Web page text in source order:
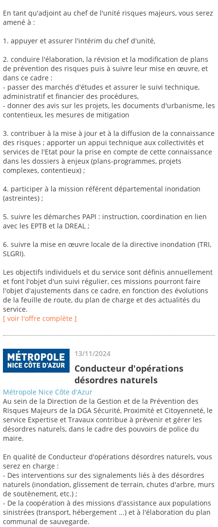
En tant qu'adjoint au chef de l'unité risques majeurs, vous serez
amené à :
1. appuyer et assurer l'intérim du chef d'unité,
2. conduire l'élaboration, la révision et la modification de plans
de prévention des risques puis à suivre leur mise en œuvre, et
dans ce cadre :
- passer des marchés d'études et assurer le suivi technique,
administratif et financier des procédures,
- donner des avis sur les projets, les documents d'urbanisme, les
contentieux, les mesures de mitigation
3. contribuer à la mise à jour et à la diffusion de la connaissance
des risques ; apporter un appui technique aux collectivités et
services de l'Etat pour la prise en compte de cette connaissance
dans les dossiers à enjeux (plans-programmes, projets
complexes, contentieux) ;
4. participer à la mission référent départemental inondation
(astreintes) ;
5. suivre les démarches PAPI : instruction, coordination en lien
avec les EPTB et la DREAL ;
6. suivre la mise en œuvre locale de la directive inondation (TRI,
SLGRI).
Les objectifs individuels et du service sont définis annuellement
et font l'objet d'un suivi régulier, ces missions pourront faire
l'objet d'ajustements dans ce cadre, en fonction des évolutions
de la feuille de route, du plan de charge et des actualités du
service.
[ voir l'offre complète ]
13/11/2024
Conducteur d'opérations
désordres naturels
Métropole Nice Côte d'Azur
Au sein de la Direction de la Gestion et de la Prévention des
Risques Majeurs de la DGA Sécurité, Proximité et Citoyenneté, le
service Expertise et Travaux contribue à prévenir et gérer les
désordres naturels, dans le cadre des pouvoirs de police du
maire.
En qualité de Conducteur d'opérations désordres naturels, vous
serez en charge :
- Des interventions sur des signalements liés à des désordres
naturels (inondation, glissement de terrain, chutes d'arbre, murs
de soutènement, etc.) ;
- De la coopération à des missions d'assistance aux populations
sinistrées (transport, hébergement ...) et à l'élaboration du plan
communal de sauvegarde.